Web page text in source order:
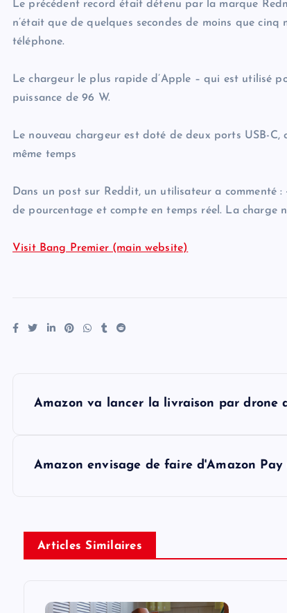
Le précédent record était détenu par la marque
n’était que de quelques secondes de moins que
téléphone.
Le chargeur le plus rapide d’Apple – qui est utilisé
puissance de 96 W.
Le nouveau chargeur est doté de deux ports USB-
même temps
Dans un post sur Reddit, un utilisateur a commenté
de pourcentage et compte en temps réel. La charge
Visit Bang Premier (main website)
Amazon va lancer la livraison par drone
Amazon envisage de faire d'Amazon
Articles Similaires